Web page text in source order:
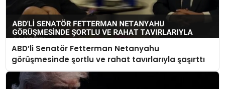
ABD’li Senatör Fetterman Netanyahu
görüşmesinde şortlu ve rahat tavırlarıyla şaşırttı